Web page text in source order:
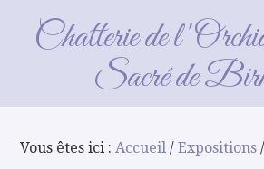
Chatterie de
Sacré de
Expositions
Vous êtes ici :Accueil /Expositions